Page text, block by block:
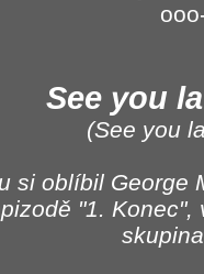
See you
(See you
si oblíbil George
"1.